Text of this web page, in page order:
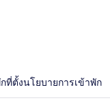
ที่ตั้งนโยบายการเข้าพัก